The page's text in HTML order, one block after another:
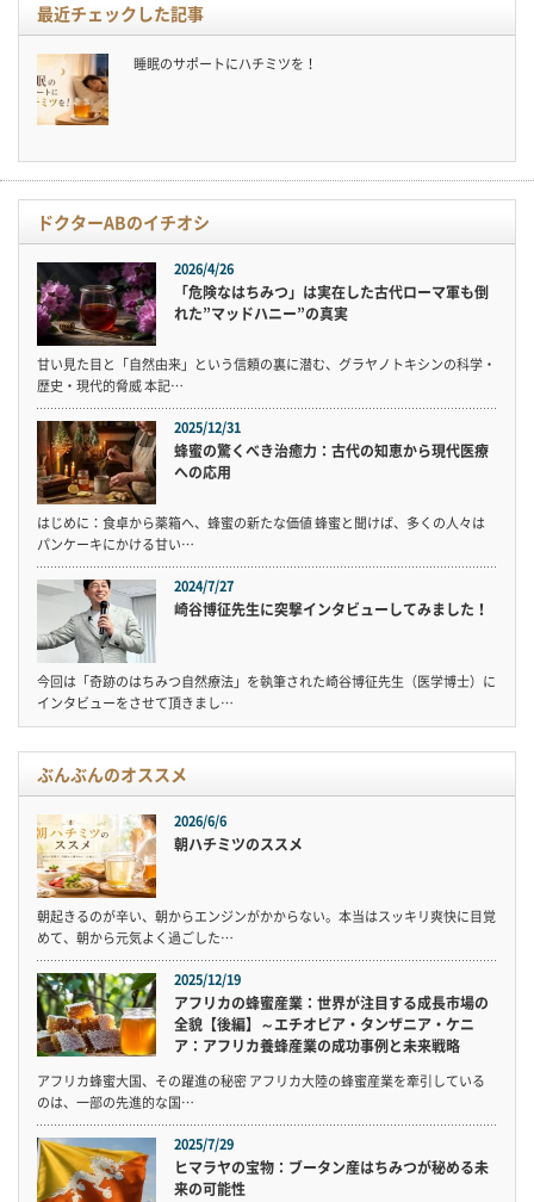
最近チェックした記事
睡眠のサポートにハチミツを！
ドクターABのイチオシ
2026/4/26
「危険なはちみつ」は実在した古代ローマ軍も倒
れた”マッドハニー”の真実
甘い見た目と「自然由来」という信頼の裏に潜む、グラヤノトキシンの科学・
歴史・現代的脅威 本記…
2025/12/31
蜂蜜の驚くべき治癒力：古代の知恵から現代医療
への応用
はじめに：食卓から薬箱へ、蜂蜜の新たな価値 蜂蜜と聞けば、多くの人々は
パンケーキにかける甘い…
2024/7/27
崎谷博征先生に突撃インタビューしてみました！
今回は「奇跡のはちみつ自然療法」を執筆された崎谷博征先生（医学博士）に
インタビューをさせて頂きまし…
ぶんぶんのオススメ
2026/6/6
朝ハチミツのススメ
朝起きるのが辛い、朝からエンジンがかからない。本当はスッキリ爽快に目覚
めて、朝から元気よく過ごした…
2025/12/19
アフリカの蜂蜜産業：世界が注目する成長市場の
全貌【後編】～エチオピア・タンザニア・ケニ
ア：アフリカ養蜂産業の成功事例と未来戦略
アフリカ蜂蜜大国、その躍進の秘密 アフリカ大陸の蜂蜜産業を牽引している
のは、一部の先進的な国…
2025/7/29
ヒマラヤの宝物：ブータン産はちみつが秘める未
来の可能性